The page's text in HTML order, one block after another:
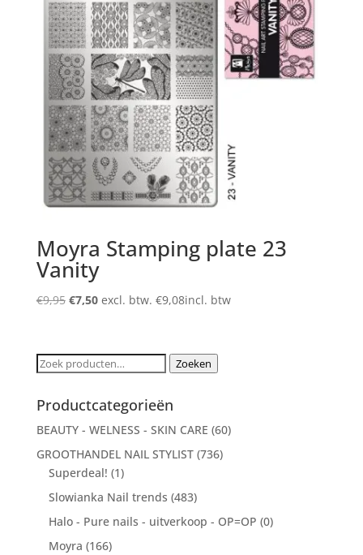
Moyra Stamping plate 23
Vanity
€9,95 Oorspronkelijke
€9,95.
€7,50Huidige
€7,50.
excl. btw. €9,08incl. btw
Zoeken
Zoeken
Productcategorieën
BEAUTY - WELNESS - SKIN CARE (60)
GROOTHANDEL NAIL STYLIST (736)
Superdeal! (1)
Slowianka Nail trends (483)
Halo - Pure nails - uitverkoop - OP=OP (0)
Moyra (166)